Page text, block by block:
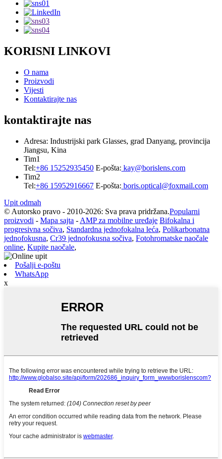
KORISNI LINKOVI
O nama
Proizvodi
Vijesti
Kontaktirajte nas
kontaktirajte nas
Adresa: Industrijski park Glasses, grad Danyang, provincija
Jiangsu, Kina
Tim1
Tel:+86 15252935450 E-pošta: kay@borislens.com
Tim2
Tel:+86 15952916667 E-pošta: boris.optical@foxmail.com
Upit odmah
© Autorsko pravo - 2010-2026: Sva prava pridržana.Popularni
proizvodi - Mapa sajta - AMP za mobilne uređaje Bifokalna i
progresivna sočiva, Standardna jednofokalna leća, Polikarbonatna
jednofokusna, Cr39 jednofokusna sočiva, Fotohromatske naočale
online, Kupite naočale,
Pošalji e-poštu
WhatsApp
x